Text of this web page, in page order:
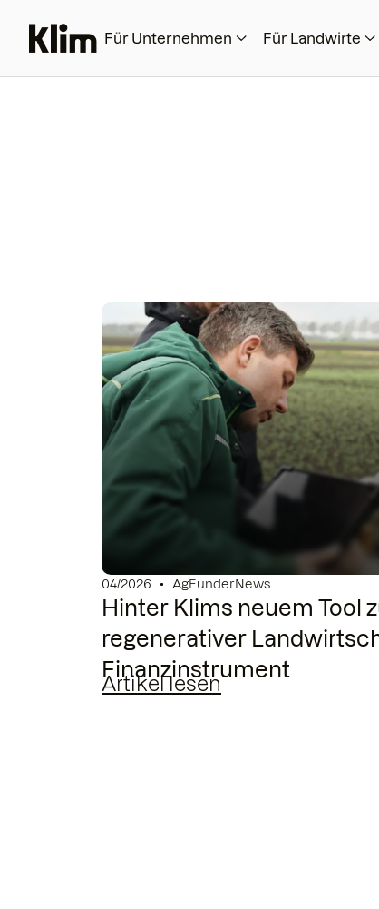
Für Unternehmen Für Landwirte
04/2026 AgFunderNews
Hinter Klims neuem Tool
regenerativer
Finanzinstrument
Artikel lesen